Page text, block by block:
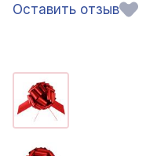
Оставить отзыв